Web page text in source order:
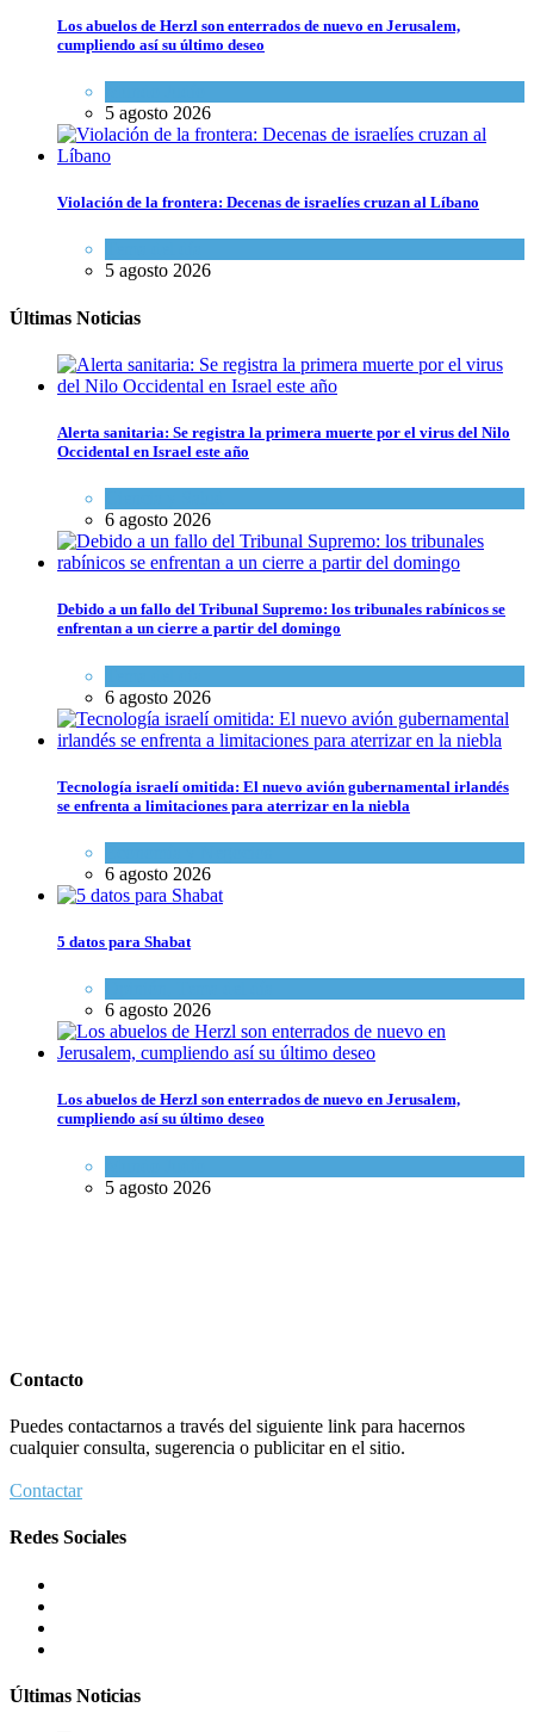
Los abuelos de Herzl son enterrados de nuevo en Jerusalem,
cumpliendo así su último deseo
5 agosto 2026
Violación de la frontera: Decenas de israelíes cruzan al Líbano
5 agosto 2026
Últimas Noticias
Alerta sanitaria: Se registra la primera muerte por el virus del Nilo
Occidental en Israel este año
6 agosto 2026
Debido a un fallo del Tribunal Supremo: los tribunales rabínicos se
enfrentan a un cierre a partir del domingo
6 agosto 2026
Tecnología israelí omitida: El nuevo avión gubernamental irlandés
se enfrenta a limitaciones para aterrizar en la niebla
6 agosto 2026
5 datos para Shabat
6 agosto 2026
Los abuelos de Herzl son enterrados de nuevo en Jerusalem,
cumpliendo así su último deseo
5 agosto 2026
Contacto
Puedes contactarnos a través del siguiente link para hacernos
cualquier consulta, sugerencia o publicitar en el sitio.
Contactar
Redes Sociales
Últimas Noticias